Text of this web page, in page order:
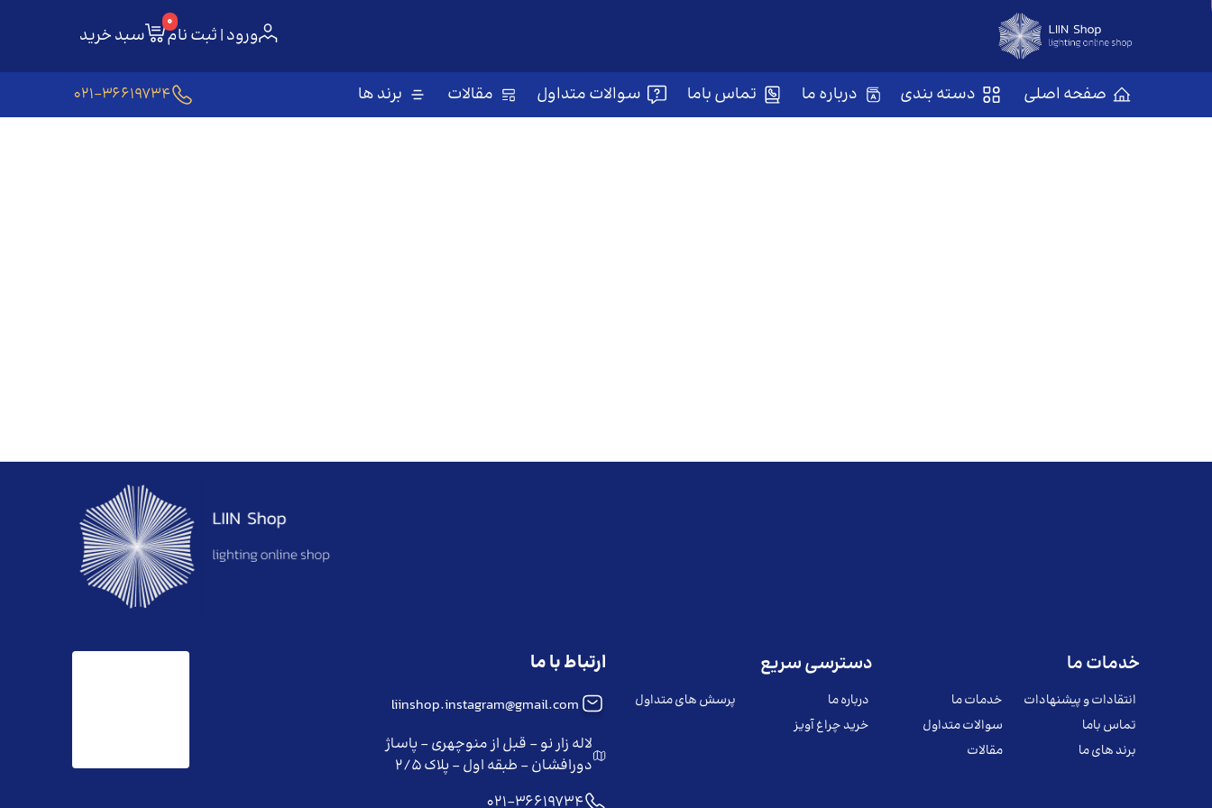
ورود | ثبت نام
0
سبد خرید
صفحه اصلی دسته بندی درباره ما تماس باما سوالات متداول مقالات برند ها 021-36619734
خدمات ما
انتقادات و پیشنهادات
خدمات ما
تماس باما
سوالات متداول
برند های ما
مقالات
دسترسی سریع
درباره ما
پرسش های متداول
خرید چراغ آویز
ارتباط با ما
liinshop.instagram@gmail.com
لاله زار نو - قبل از منوچهری - پاساژ
دورافشان - طبقه اول - پلاک ۲/۵
021-36619734